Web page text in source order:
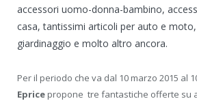
accessori uomo-donna-bambino,
casa, tantissimi articoli per auto e
giardinaggio e molto altro ancora.
Per il periodo che va dal 10 marzo 2015 al
Eprice propone tre fantastiche offerte su